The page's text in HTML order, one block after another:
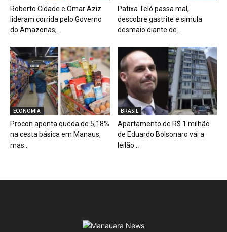
Roberto Cidade e Omar Aziz
lideram corrida pelo Governo
do Amazonas,...
Patixa Teló passa mal,
descobre gastrite e simula
desmaio diante de...
ECONOMIA
Procon aponta queda de 5,18%
na cesta básica em Manaus,
mas...
BRASIL
Apartamento de R$ 1 milhão
de Eduardo Bolsonaro vai a
leilão...